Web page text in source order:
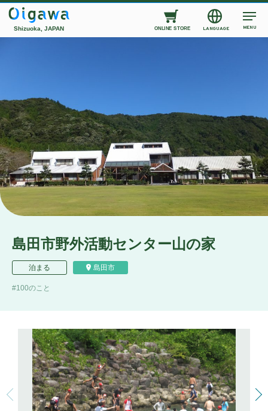
Shizuoka, JAPAN ONLINE STORE LANGUAGE MENU
島田市野外活動センター山の家
泊まる 島田市
100のこと